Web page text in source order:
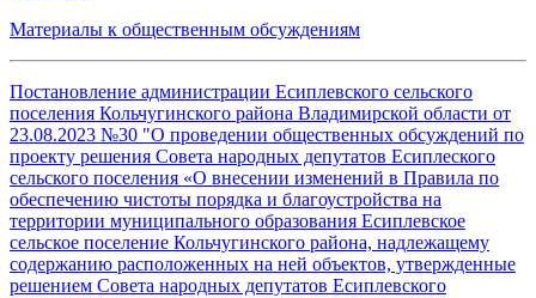
Материалы к общественным обсуждениям
Постановление администрации Есиплевского сельского
поселения Кольчугинского района Владимирской области от
23.08.2023 №30 "О проведении общественных обсуждений по
проекту решения Совета народных депутатов Есиплеского
сельского поселения «О внесении изменений в Правила по
обеспечению чистоты порядка и благоустройства на
территории муниципального образования Есиплевское
сельское поселение Кольчугинского района, надлежащему
содержанию расположенных на ней объектов, утвержденные
решением Совета народных депутатов Есиплевского